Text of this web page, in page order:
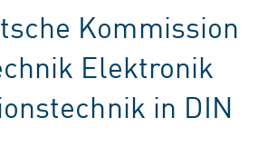
Kommission
Elektronik
in DIN